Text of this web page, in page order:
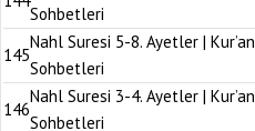
Sohbetleri
145
Nahl Suresi 5-8. Ayetler | Kur’an
Sohbetleri
146
Nahl Suresi 3-4. Ayetler | Kur’an
Sohbetleri